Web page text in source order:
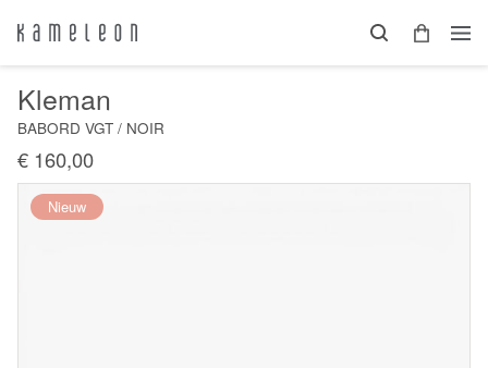
Kleman
BABORD VGT / NOIR
€ 160,00
Nieuw